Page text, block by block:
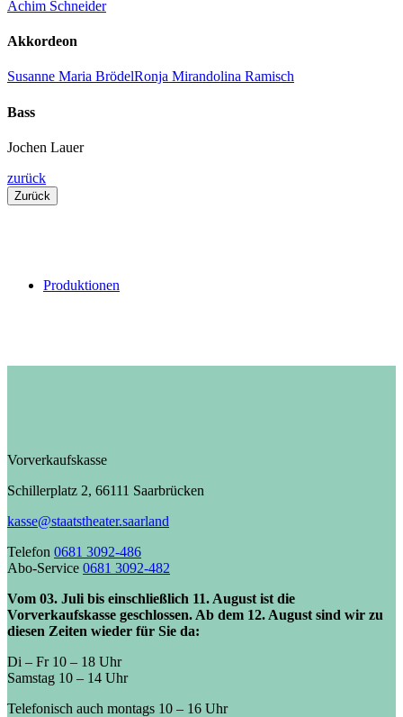
Achim Schneider
Akkordeon
Susanne Maria BrödelRonja Mirandolina Ramisch
Bass
Jochen Lauer
zurück
Zurück
Produktionen
Vorverkaufskasse
Schillerplatz 2, 66111 Saarbrücken
kasse@staatstheater.saarland
Telefon 0681 3092-486
Abo-Service 0681 3092-482
Vom 03. Juli bis einschließlich 11. August ist die
Vorverkaufskasse geschlossen. Ab dem 12. August sind wir zu
diesen Zeiten wieder für Sie da:
Di – Fr 10 – 18 Uhr
Samstag 10 – 14 Uhr
Telefonisch auch montags 10 – 16 Uhr